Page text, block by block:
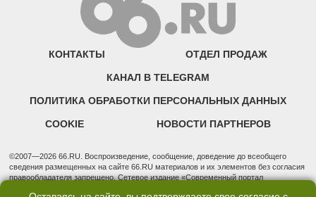
КОНТАКТЫ ОТДЕЛ ПРОДАЖ
КАНАЛ В TELEGRAM
ПОЛИТИКА ОБРАБОТКИ ПЕРСОНАЛЬНЫХ ДАННЫХ
COOKIE НОВОСТИ ПАРТНЕРОВ
©2007—2026 66.RU. Воспроизведение, сообщение, доведение до всеобщего
сведения размещенных на сайте 66.RU материалов и их элементов без согласия
правообладателя запрещено. Сетевое издание «Современный портал